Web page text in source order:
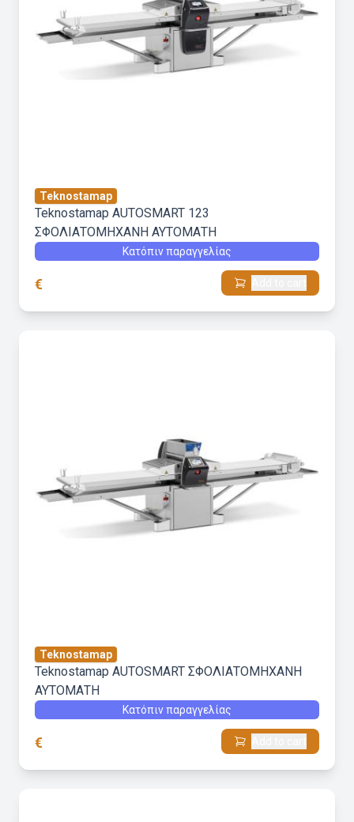
Teknostamap
Teknostamap AUTOSMART 123
ΣΦΟΛΙΑΤΟΜΗΧΑΝΗ ΑΥΤΟΜΑΤΗ
Κατόπιν παραγγελίας
€
Teknostamap
Teknostamap AUTOSMART ΣΦΟΛΙΑΤΟΜΗΧΑΝΗ
ΑΥΤΟΜΑΤΗ
Κατόπιν παραγγελίας
€